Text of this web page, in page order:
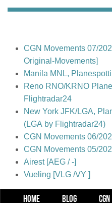
CGN Movements 07/
Original-Movements]
Manila MNL,
Reno RNO/KRNO
Flightradar24
New York JFK/LGA,
(LGA by Flightradar24)
CGN Movements 06/
CGN Movements 05/
Airest [AEG / -]
Vueling [VLG /VY ]
HOME BLOG CGN